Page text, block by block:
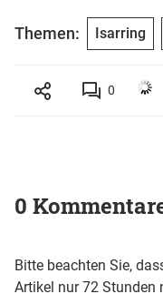
Themen: Isarring
0
0
Bitte beachten Sie,
Artikel nur 72